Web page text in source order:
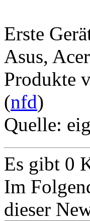
Erste
Asus,
Produkte
(nfd)
Quelle:
Es gibt 0
Im
dieser